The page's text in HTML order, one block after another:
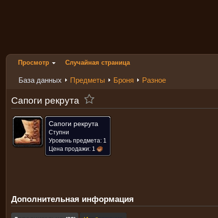
Просмотр Случайная страница
База данных Предметы Броня Разное
Сапоги рекрута
Сапоги рекрута
Ступни
Уровень предмета: 1
Цена продажи: 1
Дополнительная информация